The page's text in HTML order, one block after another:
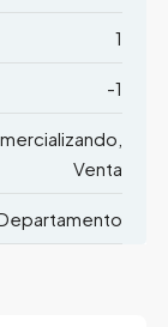
1
-1
Venta